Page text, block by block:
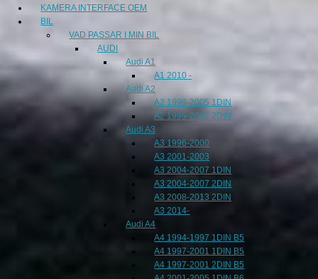
KAMERA INTERFACE OEM
BIL
VAD PASSAR I MIN BIL
AUDI
Audi A1
A1 2010 -
Audi A2
A2 1999-2005 1DIN
A2 1999-2005 2DIN
Audi A3
A3 1996-2000
A3 2001-2003
A3 2004-2007 1DIN
A3 2004-2007 2DIN
A3 2008-2013 2DIN
A3 2014-
Audi A4
A4 1994-1997 1DIN B5
A4 1997-2001 1DIN B5
A4 1997-2001 2DIN B5